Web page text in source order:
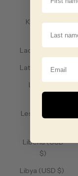
Kyrgyzstan
(USD $)
Laos (USD $)
Latvia (USD $)
Lebanon
(USD $)
Lesotho (USD
Liberia (USD
$)
Libya (USD $)
Last Name
Email